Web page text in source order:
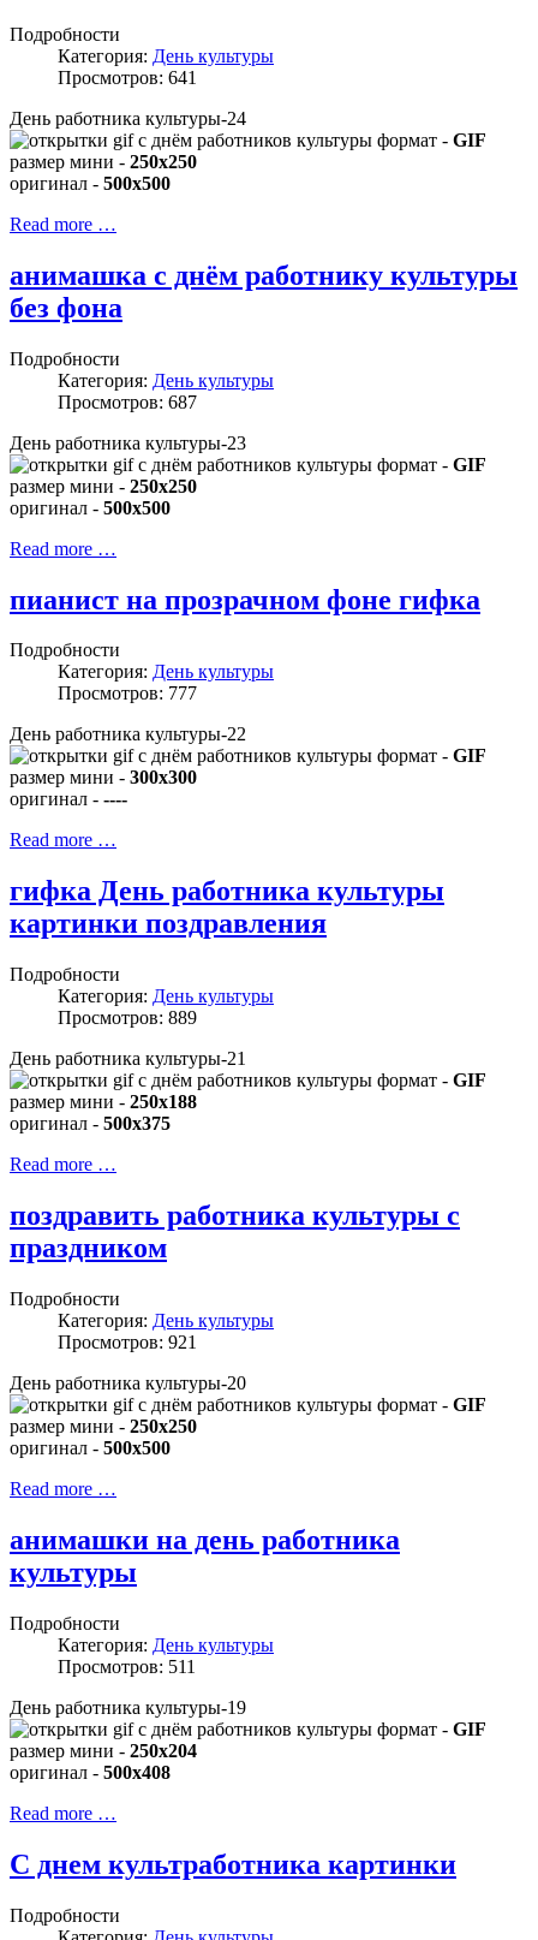
Подробности
Категория: День культуры
Просмотров: 641
День работника культуры-24
формат - GIF
размер мини - 250x250
оригинал - 500x500
Read more …
анимашка с днём работнику культуры
без фона
Подробности
Категория: День культуры
Просмотров: 687
День работника культуры-23
формат - GIF
размер мини - 250x250
оригинал - 500x500
Read more …
пианист на прозрачном фоне гифка
Подробности
Категория: День культуры
Просмотров: 777
День работника культуры-22
формат - GIF
размер мини - 300x300
оригинал - ----
Read more …
гифка День работника культуры
картинки поздравления
Подробности
Категория: День культуры
Просмотров: 889
День работника культуры-21
формат - GIF
размер мини - 250x188
оригинал - 500x375
Read more …
поздравить работника культуры с
праздником
Подробности
Категория: День культуры
Просмотров: 921
День работника культуры-20
формат - GIF
размер мини - 250x250
оригинал - 500x500
Read more …
анимашки на день работника
культуры
Подробности
Категория: День культуры
Просмотров: 511
День работника культуры-19
формат - GIF
размер мини - 250x204
оригинал - 500x408
Read more …
С днем культработника картинки
Подробности